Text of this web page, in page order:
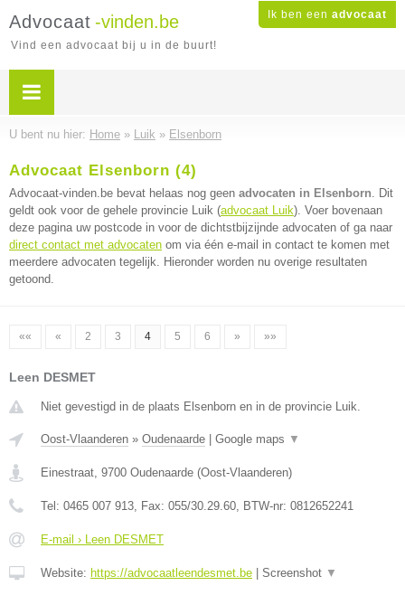
Ik ben een advocaat
Advocaat -vinden.be
Vind een advocaat bij u in de buurt!
U bent nu hier: Home » Luik » Elsenborn
Advocaat Elsenborn (4)
Advocaat-vinden.be bevat helaas nog geen advocaten in Elsenborn. Dit
geldt ook voor de gehele provincie Luik (advocaat Luik). Voer bovenaan
deze pagina uw postcode in voor de dichtstbijzijnde advocaten of ga naar
direct contact met advocaten om via één e-mail in contact te komen met
meerdere advocaten tegelijk. Hieronder worden nu overige resultaten
getoond.
«« « 2 3 4 5 6 » »»
Leen DESMET
Niet gevestigd in de plaats Elsenborn en in de provincie Luik.
Oost-Vlaanderen » Oudenaarde Google maps ▼
Einestraat, 9700 Oudenaarde (Oost-Vlaanderen)
Tel: 0465 007 913, Fax: 055/30.29.60, BTW-nr: 0812652241
E-mail › Leen DESMET
Website: https://advocaatleendesmet.be Screenshot ▼